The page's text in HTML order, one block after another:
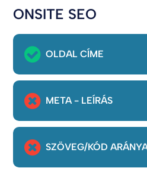
ONSITE SEO
OLDAL CÍME
META - LEÍRÁS
SZÖVEG/KÓD